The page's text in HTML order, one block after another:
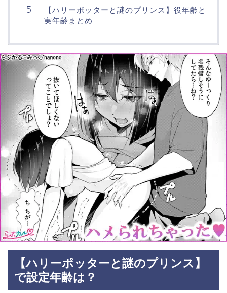
【ハリーポッターと謎のプリンス】役年齢と
実年齢まとめ
【ハリーポッターと謎のプリンス】
で設定年齢は？